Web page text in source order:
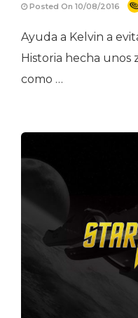
Posted On 10/08/2016
Ayuda a Kelvin a
Historia hecha unos
como …